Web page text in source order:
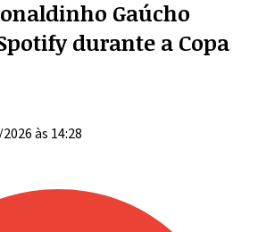
Gaúcho
durante a Copa
às 14:28